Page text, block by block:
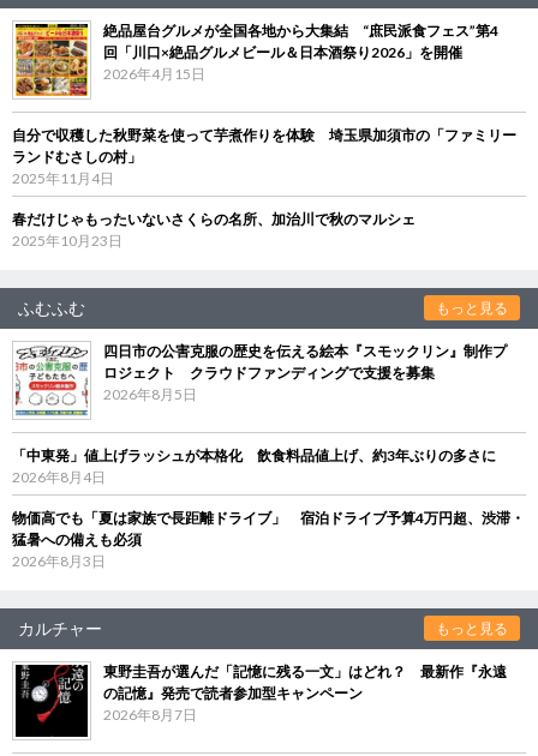
絶品屋台グルメが全国各地から大集結 “庶民派食フェス”第4
回「川口×絶品グルメビール＆日本酒祭り2026」を開催
2026年4月15日
自分で収穫した秋野菜を使って芋煮作りを体験 埼玉県加須市の「ファミリー
ランドむさしの村」
2025年11月4日
春だけじゃもったいないさくらの名所、加治川で秋のマルシェ
2025年10月23日
ふむふむ もっと見る
四日市の公害克服の歴史を伝える絵本『スモックリン』制作プ
ロジェクト クラウドファンディングで支援を募集
2026年8月5日
「中東発」値上げラッシュが本格化 飲食料品値上げ、約3年ぶりの多さに
2026年8月4日
物価高でも「夏は家族で長距離ドライブ」 宿泊ドライブ予算4万円超、渋滞・
猛暑への備えも必須
2026年8月3日
カルチャー もっと見る
東野圭吾が選んだ「記憶に残る一文」はどれ？ 最新作『永遠
の記憶』発売で読者参加型キャンペーン
2026年8月7日